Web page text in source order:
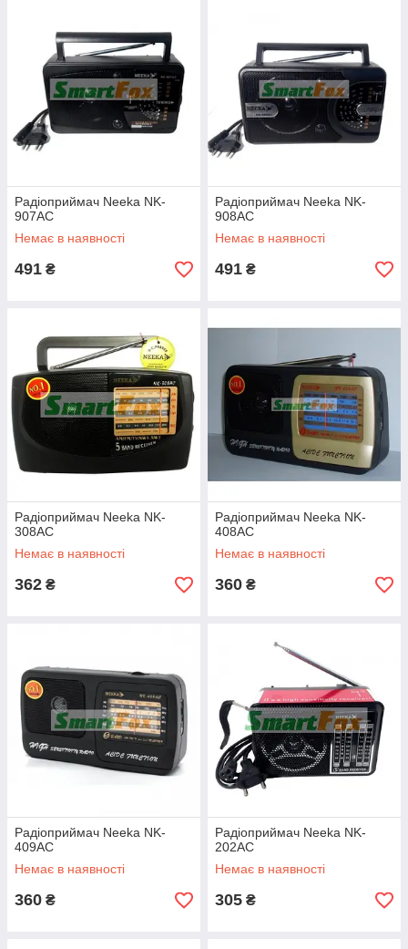
Радіоприймач Neeka NK-
907AC
Немає в наявності
491 ₴
Радіоприймач Neeka NK-
908AC
Немає в наявності
491 ₴
Радіоприймач Neeka NK-
308AC
Немає в наявності
362 ₴
Радіоприймач Neeka NK-
408AC
Немає в наявності
360 ₴
Радіоприймач Neeka NK-
409AC
Немає в наявності
360 ₴
Радіоприймач Neeka NK-
202AC
Немає в наявності
305 ₴